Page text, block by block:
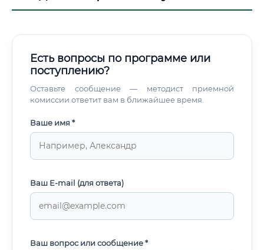
Есть вопросы по программе или
поступлению?
Оставьте сообщение — методист приемной
комиссии ответит вам в ближайшее время.
Ваше имя *
Ваш E-mail (для ответа)
Ваш вопрос или сообщение *